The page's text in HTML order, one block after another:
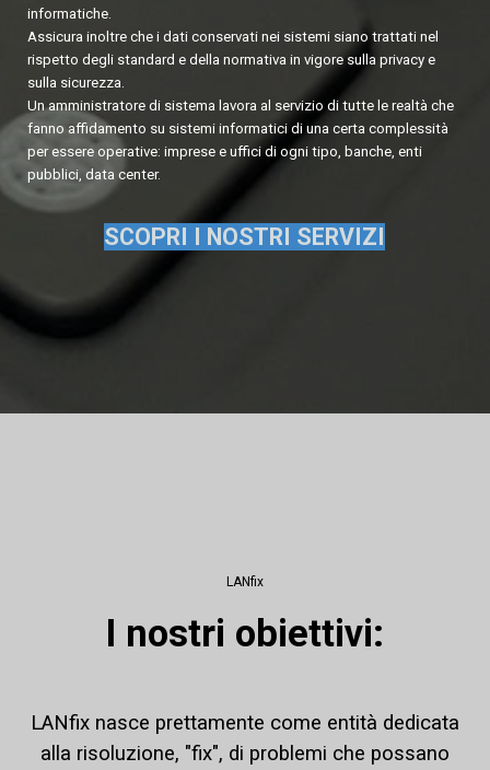
informatiche.
Assicura inoltre che i dati conservati nei sistemi siano trattati nel
rispetto degli standard e della normativa in vigore sulla privacy e
sulla sicurezza.
Un amministratore di sistema lavora al servizio di tutte le realtà che
fanno affidamento su sistemi informatici di una certa complessità
per essere operative: imprese e uffici di ogni tipo, banche, enti
pubblici, data center.
SCOPRI I NOSTRI SERVIZI
LANfix
I nostri obiettivi:
LANfix nasce prettamente come entità dedicata
alla risoluzione, "fix", di problemi che possano